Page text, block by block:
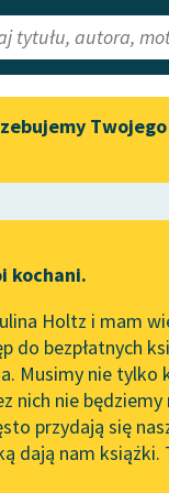
Lektury
redakcyjne
do
kochani.
Holtz i mam
do bezpłatnych
Musimy nie tylko
nich nie
przydają się
dają nam
✖ Poemat